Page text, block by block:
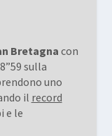
Bretagna con
sulla
uno
il record
e le